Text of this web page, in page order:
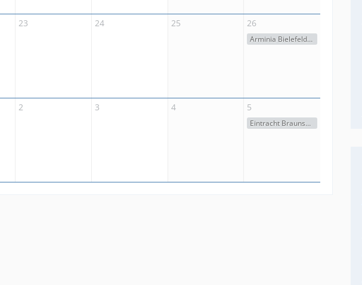
23 24 25 26
Arminia Bielefeld - 1. FC Heidenheim (0:1)
2 3 4 5
Eintracht Braunschweig - Arminia Bielefeld (3:3)